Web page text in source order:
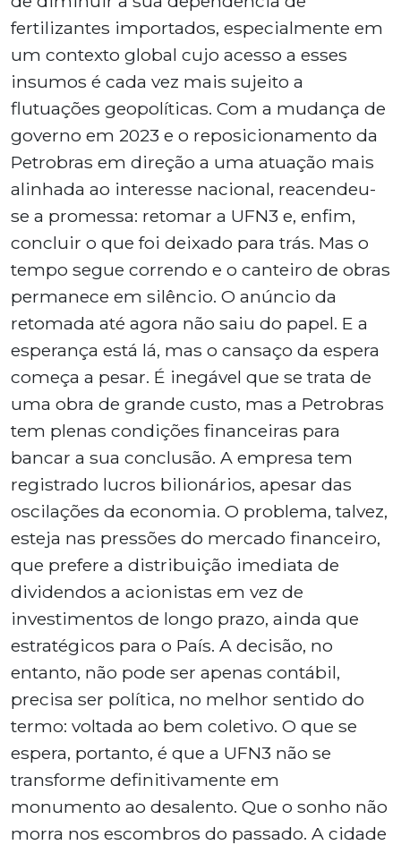
fertilizantes importados, especialmente em
um contexto global cujo acesso a esses
insumos é cada vez mais sujeito a
flutuações geopolíticas. Com a mudança de
governo em 2023 e o reposicionamento da
Petrobras em direção a uma atuação mais
alinhada ao interesse nacional, reacendeu-
se a promessa: retomar a UFN3 e, enfim,
concluir o que foi deixado para trás. Mas o
tempo segue correndo e o canteiro de obras
permanece em silêncio. O anúncio da
retomada até agora não saiu do papel. E a
esperança está lá, mas o cansaço da espera
começa a pesar. É inegável que se trata de
uma obra de grande custo, mas a Petrobras
tem plenas condições financeiras para
bancar a sua conclusão. A empresa tem
registrado lucros bilionários, apesar das
oscilações da economia. O problema, talvez,
esteja nas pressões do mercado financeiro,
que prefere a distribuição imediata de
dividendos a acionistas em vez de
investimentos de longo prazo, ainda que
estratégicos para o País. A decisão, no
entanto, não pode ser apenas contábil,
precisa ser política, no melhor sentido do
termo: voltada ao bem coletivo. O que se
espera, portanto, é que a UFN3 não se
transforme definitivamente em
monumento ao desalento. Que o sonho não
morra nos escombros do passado. A cidade